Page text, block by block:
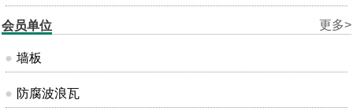
更多>
会员单位
墙板
防腐波浪瓦